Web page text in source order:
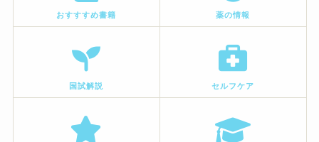
おすすすめ書籍 薬の情報
国試解説 セルフケア